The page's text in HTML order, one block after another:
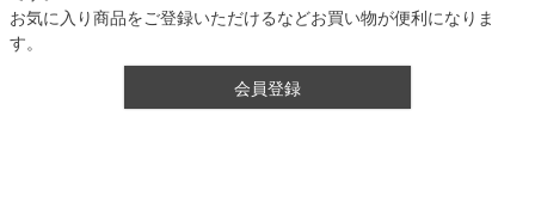
お気に入り商品をご登録いただけるなどお買い物が便利になりま
す。
会員登録